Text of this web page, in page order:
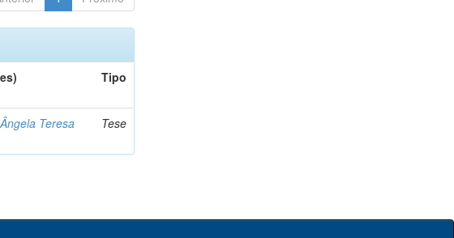
Tipo
Teresa
Tese